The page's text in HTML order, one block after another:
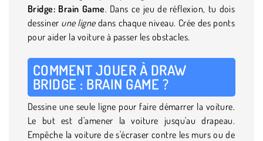
Bridge: Brain Game. Dans ce jeu de réflexion, tu dois
dessiner une lignedans chaque niveau. Crée des ponts
pour aider la voiture à passer les obstacles.
COMMENT JOUER À DRAW
BRIDGE : BRAIN GAME ?
Dessine une seule ligne pour faire démarrer la voiture.
Le but est d'amener la voiture jusqu'au drapeau.
Empêche la voiture de s'écraser contre les murs ou de